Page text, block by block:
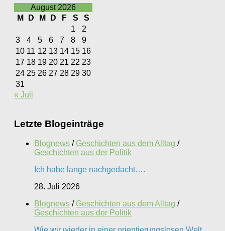
August 2026
M
D M D F S
S
1
2
3
4 5 6 7 8
9
10 11 12 13 14 15 16
17 18 19 20 21 22 23
24 25 26 27 28 29 30
31
« Juli
Letzte Blogeinträge
Blognews / Geschichten aus dem Alltag /
Geschichten aus der Politik
Ich habe lange nachgedacht….
28. Juli 2026
Blognews / Geschichten aus dem Alltag /
Geschichten aus der Politik